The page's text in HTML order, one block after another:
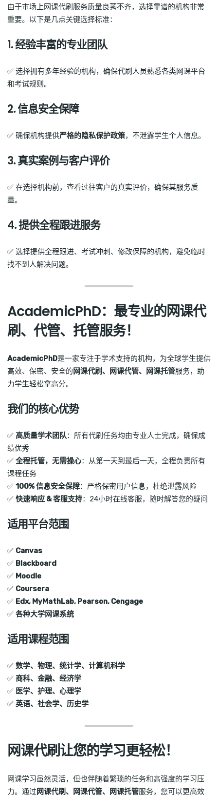
由于市场上网课代刷服务质量良莠不齐，选择靠谱的机构非常
重要。以下是几点关键选择标准：
1. 经验丰富的专业团队
✅ 选择拥有多年经验的机构，确保代刷人员熟悉各类网课平台
和考试规则。
2. 信息安全保障
✅ 确保机构提供严格的隐私保护政策，不泄露学生个人信息。
3. 真实案例与客户评价
✅ 在选择机构前，查看过往客户的真实评价，确保其服务质
量。
4. 提供全程跟进服务
✅ 选择提供全程跟进、考试冲刺、修改保障的机构，避免临时
找不到人解决问题。
AcademicPhD：最专业的网课代
刷、代管、托管服务！
AcademicPhD是一家专注于学术支持的机构，为全球学生提供
高效、保密、安全的 网课代刷、网课代管、网课托管服务，助
力学生轻松拿高分。
我们的核心优势
✅ 高质量学术团队：所有代刷任务均由专业人士完成，确保成
绩优秀
✅ 全程托管，无需操心：从第一天到最后一天，全程负责所有
课程任务
✅ 100% 信息安全保障：严格保密用户信息，杜绝泄露风险
✅ 快速响应 & 客服支持：24小时在线客服，随时解答您的疑问
适用平台范围
✅ Canvas
✅ Blackboard
✅ Moodle
✅ Coursera
✅ Edx, MyMathLab, Pearson, Cengage
✅ 各种大学网课系统
适用课程范围
✅ 数学、物理、统计学、计算机科学
✅ 商科、金融、经济学
✅ 医学、护理、心理学
✅ 英语、社会学、历史学
网课代刷让您的学习更轻松！
网课学习虽然灵活，但也伴随着繁琐的任务和高强度的学习压
力。通过网课代刷、网课代管、网课托管服务，您可以更高效